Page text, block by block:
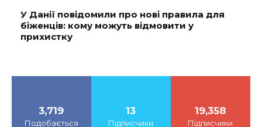
У Данії повідомили про нові правила для
біженців: кому можуть відмовити у
прихистку
3,719
Подобається
13
Підписчики
19,358
Підписчики